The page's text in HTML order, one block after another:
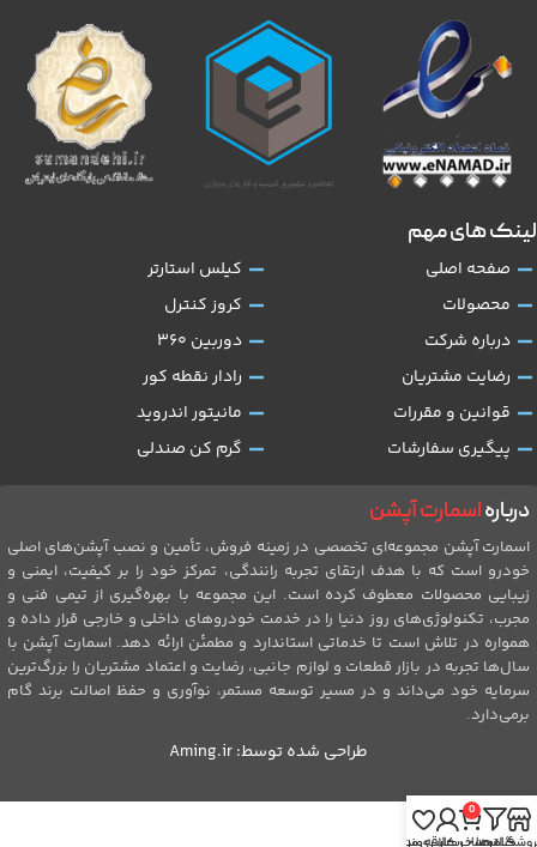
دربارهاسمارت آپشن
اسمارت آپشن مجموعه‌ای تخصصی در زمینه فروش، تأمین و نصب آپشن‌های اصلی
خودرو است که با هدف ارتقای تجربه رانندگی، تمرکز خود را بر کیفیت، ایمنی و
زیبایی محصولات معطوف کرده است. این مجموعه با بهره‌گیری از تیمی فنی و
مجرب، تکنولوژی‌های روز دنیا را در خدمت خودروهای داخلی و خارجی قرار داده و
همواره در تلاش است تا خدماتی استاندارد و مطمئن ارائه دهد. اسمارت آپشن با
سال‌ها تجربه در بازار قطعات و لوازم جانبی، رضایت و اعتماد مشتریان را بزرگ‌ترین
سرمایه خود می‌داند و در مسیر توسعه مستمر، نوآوری و حفظ اصالت برند گام
برمی‌دارد.
لینک های مهم
صفحه اصلی
محصولات
درباره شرکت
رضایت مشتریان
قوانین و مقررات
پیگیری سفارشات
کیلس استارتر
کروز کنترل
دوربین 360
رادار نقطه کور
مانیتور اندروید
گرم کن صندلی
طراحی شده توسط:Aming.ir
0